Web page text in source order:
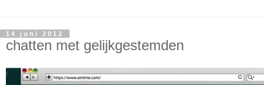
14 juni 2012
chatten met gelijkgestemden